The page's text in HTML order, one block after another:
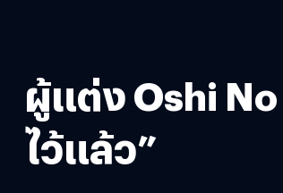
ผู้แต่ง Oshi No
ไว้แล้ว”